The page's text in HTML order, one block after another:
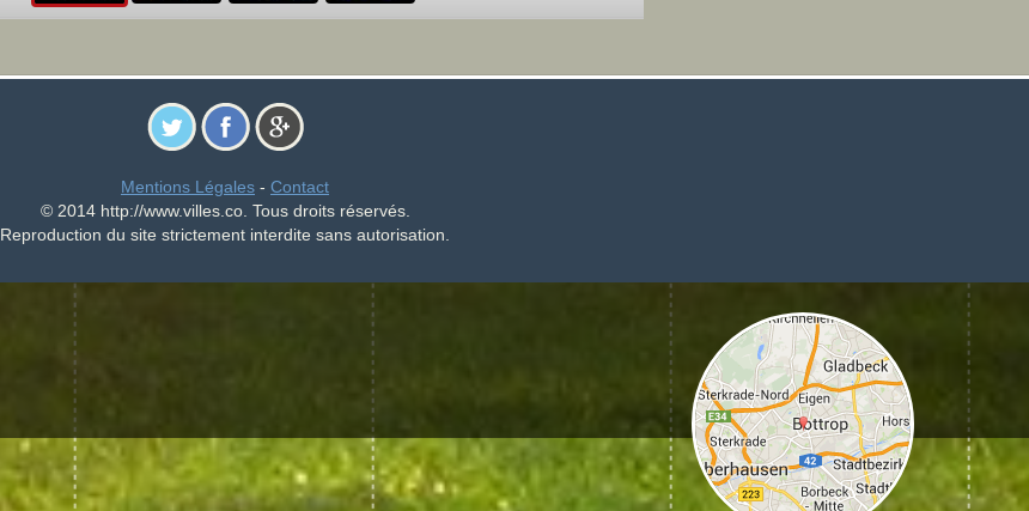
Mentions Légales - Contact
© 2014 http://www.villes.co. Tous droits réservés.
Reproduction du site strictement interdite sans autorisation.